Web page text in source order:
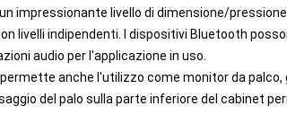
impressionante livello di dimensione/
livelli indipendenti. I dispositivi Bluetooth
audio per l'applicazione in uso.
anche l'utilizzo come monitor da palco,
del palo sulla parte inferiore del cabinet